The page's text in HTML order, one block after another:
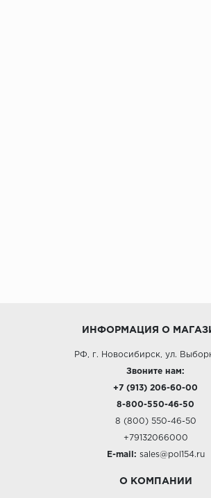
ИНФОРМАЦИЯ О
РФ, г. Новосибирск, ул.
Звоните нам:
+7 (913) 206-60-00
8-800-550-46-50
8 (800) 550-46-50
+79132066000
E-mail: sales@pol154.ru
О КОМПАНИИ